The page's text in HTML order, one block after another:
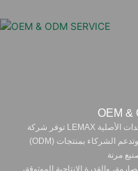
OEM &
توفر شركة LEMAX حلولاً احترافية لتصنيع المعدات الأصلية (OEM) وتصميمها
(ODM) لبطاريات الليثيوم لتخزين الطاقة المنزلية، وتدعم الشركاء بمنتجات